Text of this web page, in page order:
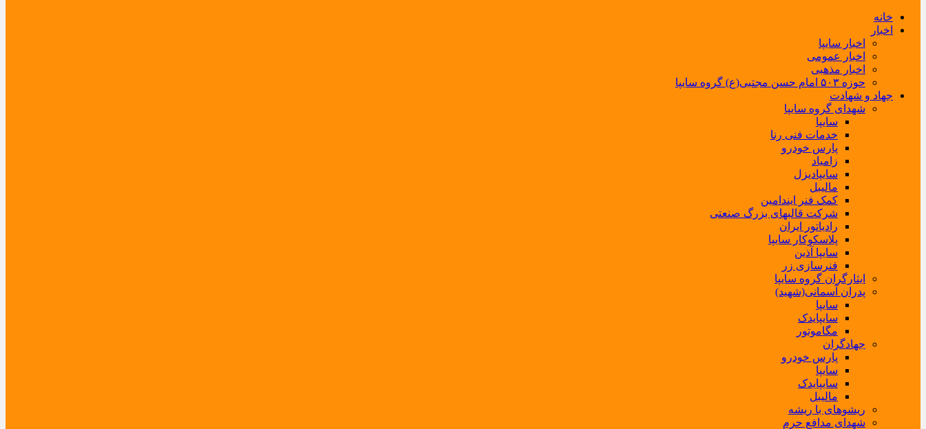
خانه
اخبار
اخبار سایپا
اخبار عمومی
اخبار مذهبی
حوزه ۵۰۳ امام حسن مجتبی(ع) گروه سایپا
جهاد و شهادت
شهدای گروه سایپا
سایپا
خدمات فنی رنا
پارس خودرو
زامیاد
سایپادیزل
مالیبل
کمک فنر ایندامین
شرکت قالبهای بزرگ صنعتی
رادیاتور ایران
پلاسکوکار سایپا
سایپا آذین
فنرسازی زر
ایثارگران گروه سایپا
پدران آسمانی(شهید)
سایپا
سایپایدک
مگاموتور
جهادگران
پارس خودرو
سایپا
سایپایدک
مالیبل
ریشوهای با ریشه
شهدای مدافع حرم